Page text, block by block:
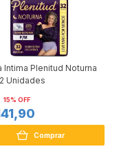
Intima Plenitud Noturna
Unidades
15% OFF
Comprar